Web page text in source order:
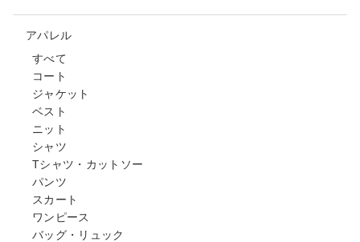
アパレル
すべて
コート
ジャケット
ベスト
ニット
シャツ
Tシャツ・カットソー
パンツ
スカート
ワンピース
バッグ・リュック